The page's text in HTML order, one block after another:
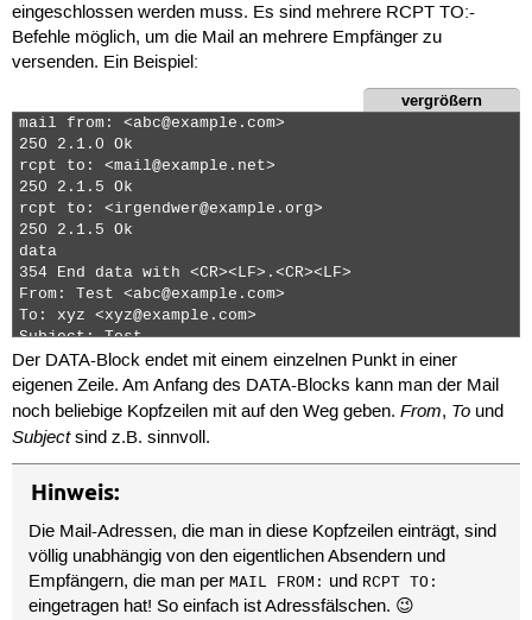
eingeschlossen werden muss. Es sind mehrere RCPT TO:-
Befehle möglich, um die Mail an mehrere Empfänger zu
versenden. Ein Beispiel:
vergrößern
mail from: <abc@example.com>
250 2.1.0 Ok
rcpt to: <mail@example.net>
250 2.1.5 Ok
rcpt to: <irgendwer@example.org>
250 2.1.5 Ok
data
354 End data with <CR><LF>.<CR><LF>
From: Test <abc@example.com>
To: xyz <xyz@example.com>
Subject: Test
test
250 2.0.0 Ok: queued as 8EA2D30AC20
Der DATA-Block endet mit einem einzelnen Punkt in einer
eigenen Zeile. Am Anfang des DATA-Blocks kann man der Mail
noch beliebige Kopfzeilen mit auf den Weg geben. From, Tound
Subjectsind z.B. sinnvoll.
Hinweis:
Die Mail-Adressen, die man in diese Kopfzeilen einträgt, sind
völlig unabhängig von den eigentlichen Absendern und
Empfängern, die man perMAIL FROM: und RCPT TO:
eingetragen hat! So einfach ist Adressfälschen. 😉